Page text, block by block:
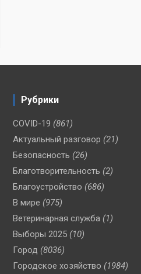
Рубрики
COVID-19 (861)
Актуальный разговор (21)
Безопасность (26)
Благотворительность (2)
Благоустройство (686)
В мире (975)
Ветеринарная служба (1)
Выборы 2025 (10)
Город (8036)
Городское хозяйство (1984)